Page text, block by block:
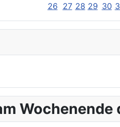
26 27 28 29 30